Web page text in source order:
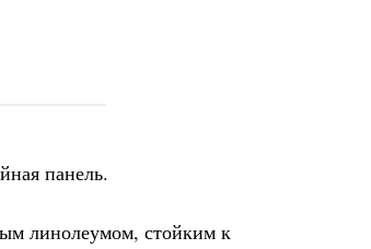
панель.
линолеумом, стойким к